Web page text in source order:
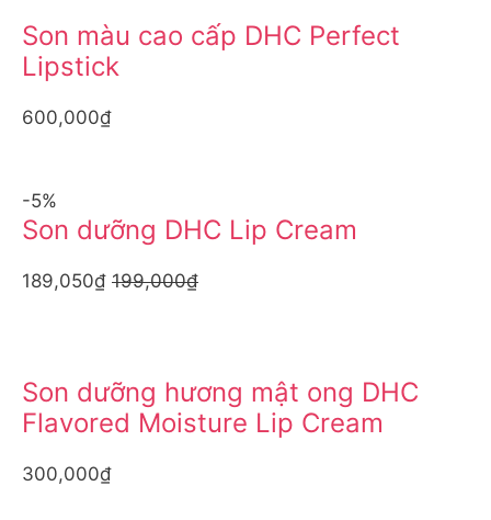
Son màu cao cấp DHC Perfect
Lipstick
600,000₫
-5%
Son dưỡng DHC Lip Cream
189,050₫ 199,000₫
Son dưỡng hương mật ong DHC
Flavored Moisture Lip Cream
300,000₫